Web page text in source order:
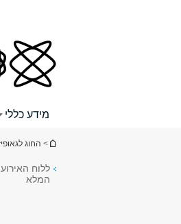
מידע כללי
הינך נמצא
> החוג
ללוח
המלא